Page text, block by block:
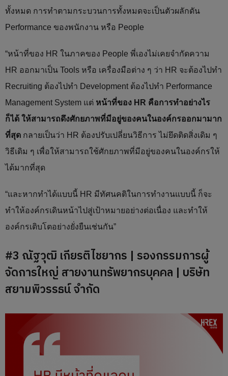
ทั้งหมด การทำตามกระบวนการทั้งหมดจะเป็นตัวผลักดัน
Performance ของพนักงาน หรือ People
“หน้าที่ของ HR ในภาคของ People พี่เองไม่เคยจำกัดความ
HR ออกมาเป็น Tools หรือ เครื่องมือต่าง ๆ ว่า HR จะต้องไปทำ
Recruiting ต้องไปทำ Development ต้องไปทำ Performance
Management System แต่ หน้าที่ของ HR คือการทำอย่างไร
ก็ได้ ให้สามารถดึงศักยภาพที่มีอยู่ของคนในองค์กรออกมามาก
ที่สุด กลายเป็นว่า HR ต้องปรับเปลี่ยนวิธีการ ไม่ยึดติดสิ่งเดิม ๆ
วิธีเดิม ๆ เพื่อให้สามารถใช้ศักยภาพที่มีอยู่ของคนในองค์กรให้
ได้มากที่สุด
“และหากทำได้แบบนี้ HR มีทัศนคติในการทำงานแบบนี้ ก็จะ
ทำให้องค์กรเดินหน้าไปสู่เป้าหมายอย่างต่อเนื่อง และทำให้
องค์กรเติบโตอย่างยั่งยืนเช่นกัน”
#3 ณัฐวุฒิ เกียรติไชยากร | รองกรรมการผู้
จัดการใหญ่ สายงานทรัพยากรบุคคล | บริษัท
สยามพิวรรธน์ จำกัด